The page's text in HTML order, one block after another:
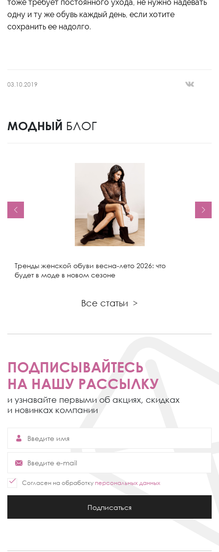
тоже требует постоянного ухода, не нужно надевать
одну и ту же обувь каждый день, если хотите
сохранить ее надолго.
03.10.2019
МОДНЫЙ БЛОГ
Тренды женской обуви весна-лето 2026: что
будет в моде в новом сезоне
Все статьи >
ПОДПИСЫВАЙТЕСЬ
НА НАШУ РАССЫЛКУ
и узнавайте первыми об акциях, скидках
и новинках компании
Согласен на обработку персональных данных
Подписаться